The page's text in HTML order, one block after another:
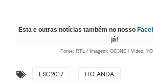
Esta e outras notícias também no nosso
já!
Fonte: RTL / Imagem: OG3NE / Vídeo:
ESC2017 HOLANDA